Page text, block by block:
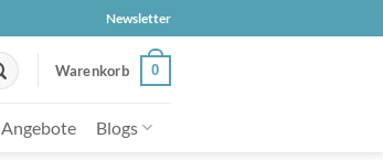
Newsletter
Warenkorb 0
Angebote Blogs